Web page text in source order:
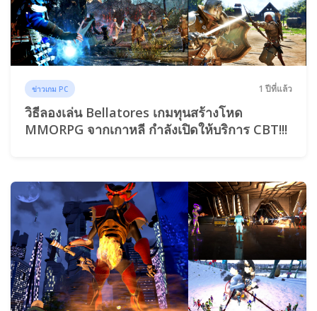
ข่าวเกม PC 1 ปีที่แล้ว
วิธีลองเล่น Bellatores เกมทุนสร้างโหด
MMORPG จากเกาหลี กำลังเปิดให้บริการ CBT!!!